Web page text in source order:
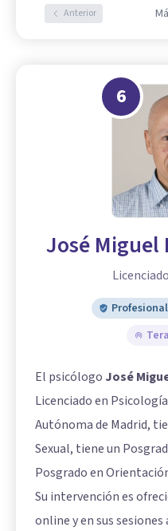
Anterior
6
José Miguel
El psicólogo José
Licenciado en
Autónoma de Madrid,
Sexual, tiene un
Posgrado en
Su intervención es
online y en sus sesiones